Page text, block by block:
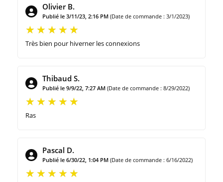
Olivier B.
Publié le 3/11/23, 2:16 PM (Date de commande : 3/1/2023)
Très bien pour hiverner les connexions
Thibaud S.
Publié le 9/9/22, 7:27 AM (Date de commande : 8/29/2022)
Ras
Pascal D.
Publié le 6/30/22, 1:04 PM (Date de commande : 6/16/2022)